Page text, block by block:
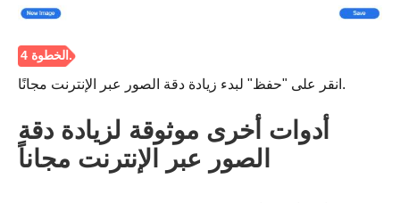
الخطوه 3.
انقر على "حفظ" لبدء زيادة دقة الصور عبر الإنترنت مجانًا.
أدوات أخرى موثوقة لزيادة دقة
الصور عبر الإنترنت مجاناً